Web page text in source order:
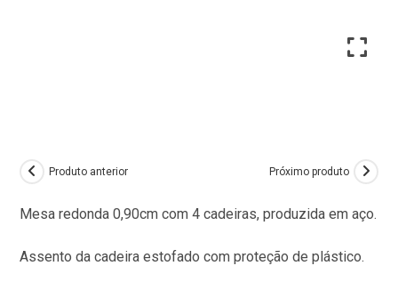
Produto anterior Próximo produto
Mesa redonda 0,90cm com 4 cadeiras, produzida em aço.
Assento da cadeira estofado com proteção de plástico.